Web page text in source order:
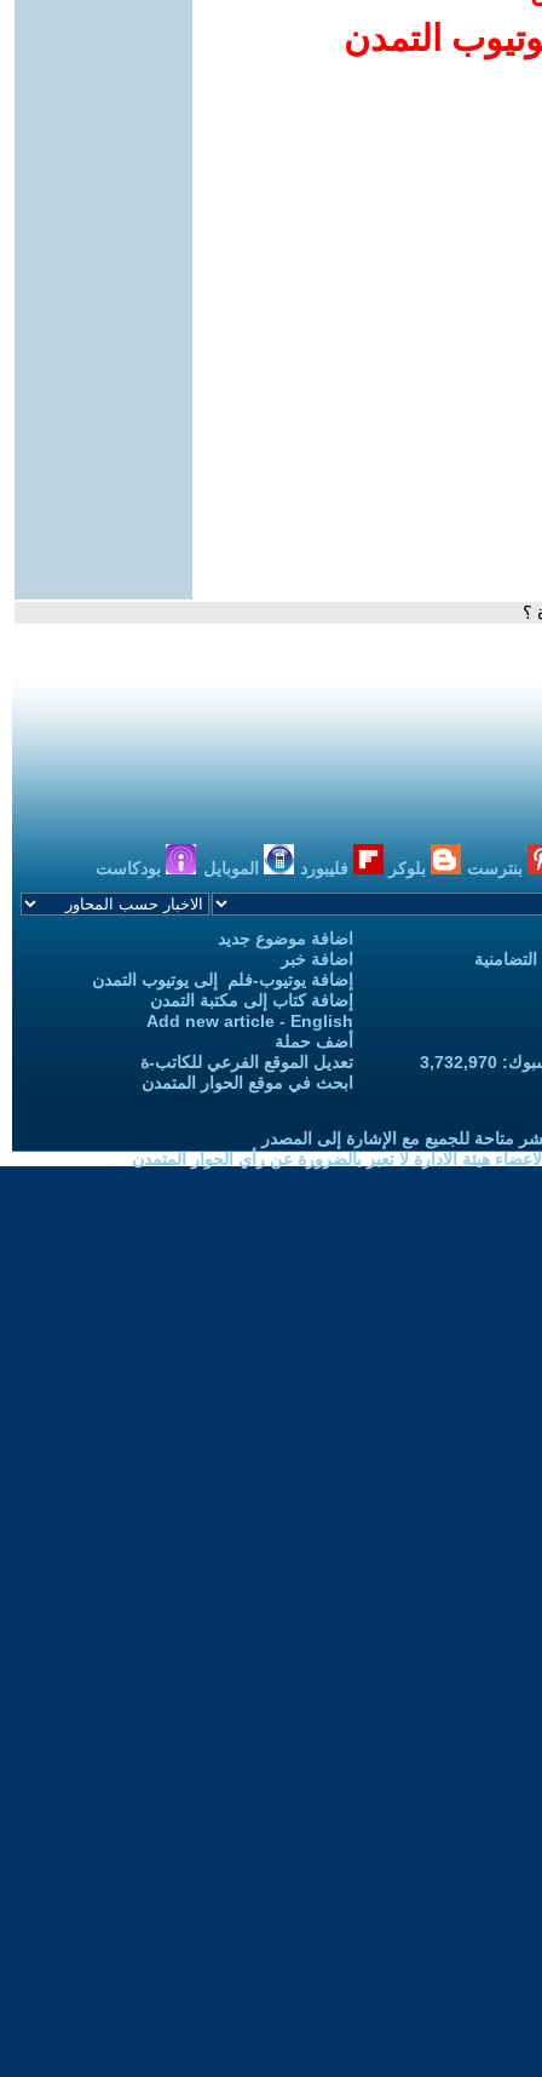
التمدن
؟
بنترست بلوكر فليبورد الموبايل بودكاست
اضافة موضوع جديد
اضافة خبر
إضافة يوتيوب-فلم إلى يوتيوب التمدن
إضافة كتاب إلى مكتبة التمدن
Add new article - English
أضف حملة
تعديل الموقع الفرعي للكاتب-ة
ابحث في موقع الحوار المتمدن
متاحة للجميع مع الإشارة إلى المصدر
هيئة الادارة لا تعبر بالضرورة عن رأي الحوار المتمدن